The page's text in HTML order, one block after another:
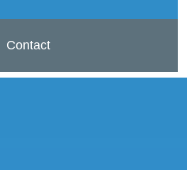
Contact